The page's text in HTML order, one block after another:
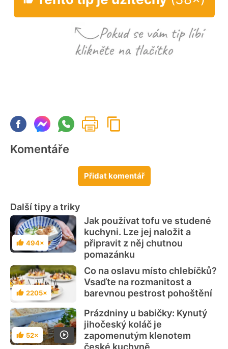
Komentáře
Přidat komentář
Další tipy a triky
Hodnocení
494×
Jak používat tofu ve studené
kuchyni. Lze jej naložit a
připravit z něj chutnou
pomazánku
Hodnocení
2205×
Co na oslavu místo chlebíčků?
Vsaďte na rozmanitost a
barevnou pestrost pohoštění
Hodnocení
52×
Prázdniny u babičky: Kynutý
jihočeský koláč je
zapomenutým klenotem
české kuchyně